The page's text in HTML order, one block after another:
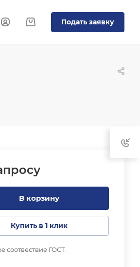
Подать заявку
росу
В корзину
Купить в 1 клик
соотвествие ГОСТ.